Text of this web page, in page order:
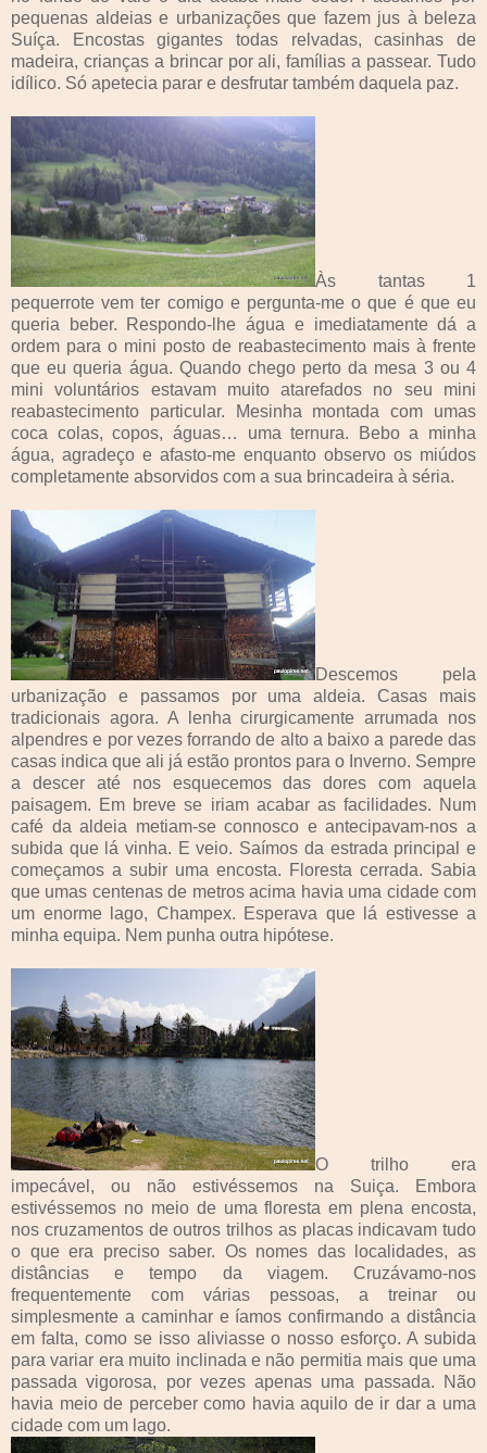
pequenas aldeias e urbanizações que fazem jus à beleza
Suíça. Encostas gigantes todas relvadas, casinhas de
madeira, crianças a brincar por ali, famílias a passear. Tudo
idílico. Só apetecia parar e desfrutar também daquela paz.
Às tantas 1
pequerrote vem ter comigo e pergunta-me o que é que eu
queria beber. Respondo-lhe água e imediatamente dá a
ordem para o mini posto de reabastecimento mais à frente
que eu queria água. Quando chego perto da mesa 3 ou 4
mini voluntários estavam muito atarefados no seu mini
reabastecimento particular. Mesinha montada com umas
coca colas, copos, águas… uma ternura. Bebo a minha
água, agradeço e afasto-me enquanto observo os miúdos
completamente absorvidos com a sua brincadeira à séria.
Descemos pela
urbanização e passamos por uma aldeia. Casas mais
tradicionais agora. A lenha cirurgicamente arrumada nos
alpendres e por vezes forrando de alto a baixo a parede das
casas indica que ali já estão prontos para o Inverno. Sempre
a descer até nos esquecemos das dores com aquela
paisagem. Em breve se iriam acabar as facilidades. Num
café da aldeia metiam-se connosco e antecipavam-nos a
subida que lá vinha. E veio. Saímos da estrada principal e
começamos a subir uma encosta. Floresta cerrada. Sabia
que umas centenas de metros acima havia uma cidade com
um enorme lago, Champex. Esperava que lá estivesse a
minha equipa. Nem punha outra hipótese.
O trilho era
impecável, ou não estivéssemos na Suiça. Embora
estivéssemos no meio de uma floresta em plena encosta,
nos cruzamentos de outros trilhos as placas indicavam tudo
o que era preciso saber. Os nomes das localidades, as
distâncias e tempo da viagem. Cruzávamo-nos
frequentemente com várias pessoas, a treinar ou
simplesmente a caminhar e íamos confirmando a distância
em falta, como se isso aliviasse o nosso esforço. A subida
para variar era muito inclinada e não permitia mais que uma
passada vigorosa, por vezes apenas uma passada. Não
havia meio de perceber como havia aquilo de ir dar a uma
cidade com um lago.